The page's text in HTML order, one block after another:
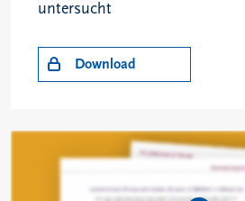
untersucht
Download